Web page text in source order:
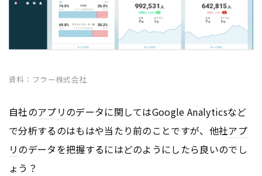
資料：フラー株式会社
自社のアプリのデータに関してはGoogle Analyticsなど
で分析するのはもはや当たり前のことですが、他社アプ
リのデータを把握するにはどのようにしたら良いのでし
ょう？